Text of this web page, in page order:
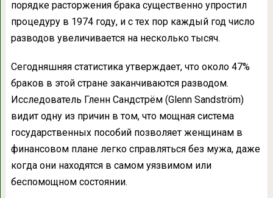
порядке расторжения брака существенно упростил
процедуру в 1974 году, и с тех пор каждый год число
разводов увеличивается на несколько тысяч.
Сегодняшняя статистика утверждает, что около 47%
браков в этой стране заканчиваются разводом.
Исследователь Гленн Сандстрём (Glenn Sandström)
видит одну из причин в том, что мощная система
государственных пособий позволяет женщинам в
финансовом плане легко справляться без мужа, даже
когда они находятся в самом уязвимом или
беспомощном состоянии.